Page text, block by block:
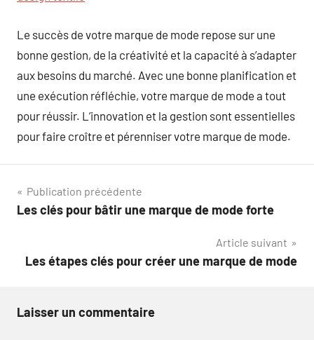
Le succès de votre marque de mode repose sur une
bonne gestion, de la créativité et la capacité à s’adapter
aux besoins du marché. Avec une bonne planification et
une exécution réfléchie, votre marque de mode a tout
pour réussir. L’innovation et la gestion sont essentielles
pour faire croître et pérenniser votre marque de mode.
Navigation
de
Publication précédente
Les clés pour bâtir une marque de mode forte
Article suivant
Les étapes clés pour créer une marque de mode
Laisser un commentaire